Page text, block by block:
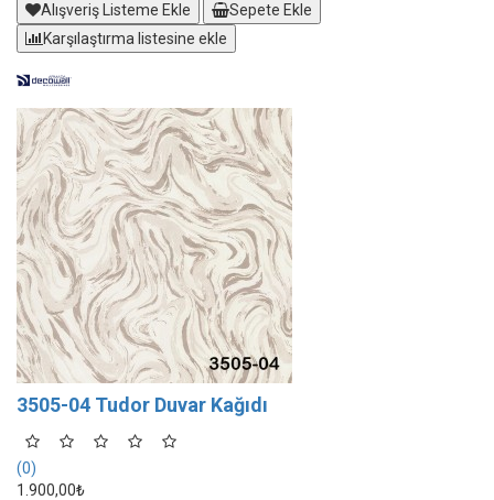
Alışveriş Listeme Ekle
Sepete Ekle
Karşılaştırma listesine ekle
3505-04 Tudor Duvar Kağıdı
(0)
1.900,00₺